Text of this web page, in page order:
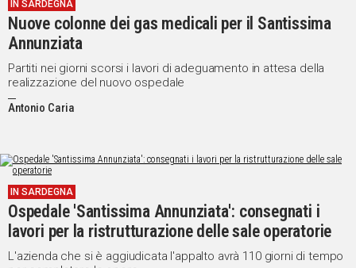
IN SARDEGNA
Nuove colonne dei gas medicali per il Santissima
Annunziata
Partiti nei giorni scorsi i lavori di adeguamento in attesa della
realizzazione del nuovo ospedale
Antonio Caria
IN SARDEGNA
Ospedale 'Santissima Annunziata': consegnati i
lavori per la ristrutturazione delle sale operatorie
L'azienda che si è aggiudicata l'appalto avrà 110 giorni di tempo